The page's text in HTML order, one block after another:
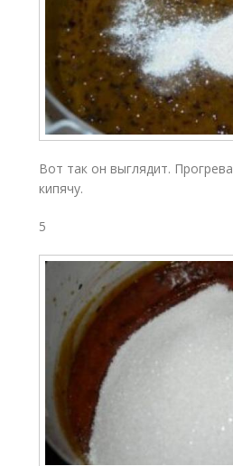
Вот так он выглядит.
кипячу.
5